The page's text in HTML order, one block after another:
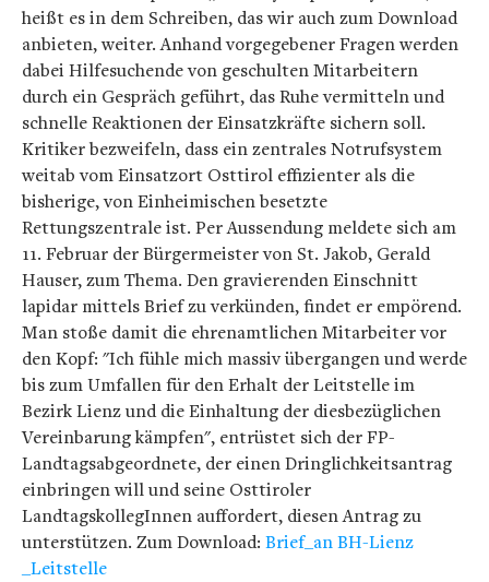
heißt es in dem Schreiben, das wir auch zum Download
anbieten, weiter. Anhand vorgegebener Fragen werden
dabei Hilfesuchende von geschulten Mitarbeitern
durch ein Gespräch geführt, das Ruhe vermitteln und
schnelle Reaktionen der Einsatzkräfte sichern soll.
Kritiker bezweifeln, dass ein zentrales Notrufsystem
weitab vom Einsatzort Osttirol effizienter als die
bisherige, von Einheimischen besetzte
Rettungszentrale ist. Per Aussendung meldete sich am
11. Februar der Bürgermeister von St. Jakob, Gerald
Hauser, zum Thema. Den gravierenden Einschnitt
lapidar mittels Brief zu verkünden, findet er empörend.
Man stoße damit die ehrenamtlichen Mitarbeiter vor
den Kopf: "Ich fühle mich massiv übergangen und werde
bis zum Umfallen für den Erhalt der Leitstelle im
Bezirk Lienz und die Einhaltung der diesbezüglichen
Vereinbarung kämpfen", entrüstet sich der FP-
Landtagsabgeordnete, der einen Dringlichkeitsantrag
einbringen will und seine Osttiroler
LandtagskollegInnen auffordert, diesen Antrag zu
unterstützen. Zum Download: Brief_an BH-Lienz
_Leitstelle